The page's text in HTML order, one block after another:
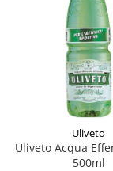
Uliveto
Uliveto Acqua
500ml